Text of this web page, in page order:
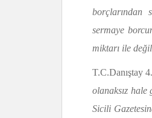
borçlarından
sermaye
miktarı ile
T.C.Danıştay
olanaksız
Sicili